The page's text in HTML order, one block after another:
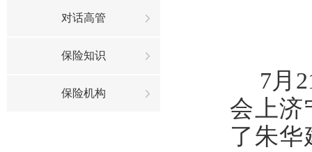
对话高管
保险知识
保险机构 7月
会上济
了朱